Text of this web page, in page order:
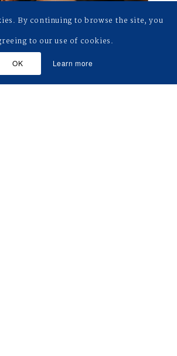
By continuing to browse the site, you
to our use of cookies.
OK Learn more